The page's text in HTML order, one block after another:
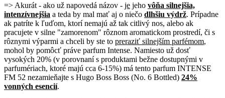
=> Akurát - ako už napovedá názov - je jeho vôňa silnejšia,
intenzívnejšia a teda by mal mať aj o niečo dlhšiu výdrž. Prípadne
ak patríte k ľuďom, ktorí nemajú až tak citlivý nos, alebo ak
pracujete v silne "zamorenom" rôznom aromatickom prostredí, či s
rôznymi výparmi a chceli by ste to preraziť silnejším parfémom,
mohol by pomôcť práve parfum Intense. Namiesto už dosť
vysokých 20% (v porovnaní s produktami bežne dostupnými v
parfumériach, ktoré majú cca 6-15%) má tento parfum INTENSE
FM 52 nezamieňajte s Hugo Boss Boss (No. 6 Bottled) 24%
vonných esencií.